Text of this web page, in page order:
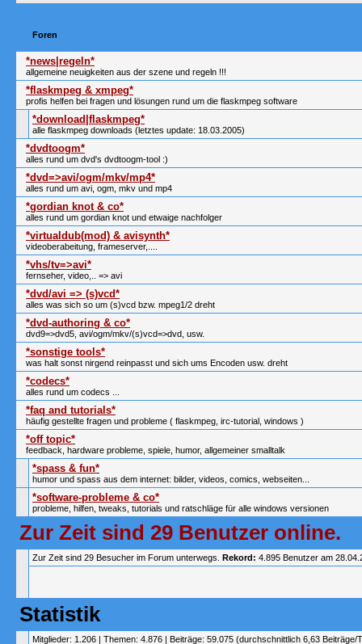
Foren
*news|regeln*
allgemeine neuigkeiten aus der szene und regeln !!!
*flaskmpeg & xmpeg*
profis helfen bei fragen und lösungen rund um die flaskmpeg software
*download|flaskmpeg*
alle flaskmpeg downloads (letztes update: 18.03.2005)
*dvdtoogm*
alles rund um dvd's dvdtoogm-tool :)
*dvd=>avi/ogm/mkv/mp4*
alles rund um avi, ogm, mkv und mp4
*gordian knot & co*
alles rund um gordian knot und etwaige nachfolger
*virtualdub(mod) & avisynth*
videoberabeitung, frameserver,....
*vhs/tv=>avi*
fernseher, video,.. => avi
*dvd/avi => (s)vcd*
alles was sich so um (s)vcd bzw. mpeg1/2 dreht
*dvd-authoring & co*
dvd9=>dvd5, avi/ogm/mkv/(s)vcd=>dvd, usw.
*sonstige tools*
was halt sonst nirgend reinpasst und sich ums Encoden usw. dreht
*codecs*
alles rund um codecs ...
*faq and tutorials*
häufig gestellte fragen und probleme ( flaskmpeg, irc-tutorial, windows )
*off topic*
feedback, hardware probleme, spiele, humor, allgemeiner smalltalk
*spass & fun*
humor und spass aus dem internet: bilder, videos, comics, webseiten...
*software-probleme & co*
probleme, hilfen, tweaks, tutorials und ratschläge für alle windows versionen
Zur Zeit sind 29 Benutzer online.
Zur Zeit sind 29 Besucher im Forum unterwegs. Rekord: 4.895 Benutzer am
Statistik
Mitglieder: 1.206 | Themen: 4.876 | Beiträge: 59.075 (durchschnittlich 6,63 Beiträge/